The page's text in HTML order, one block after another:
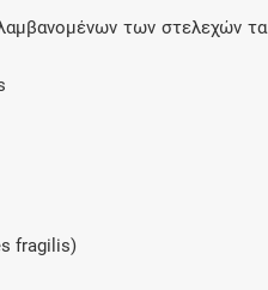
των στελεχών τα
fragilis)